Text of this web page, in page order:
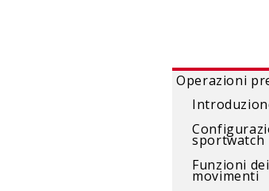
Operazioni
sportwatch
Funzioni
movimenti